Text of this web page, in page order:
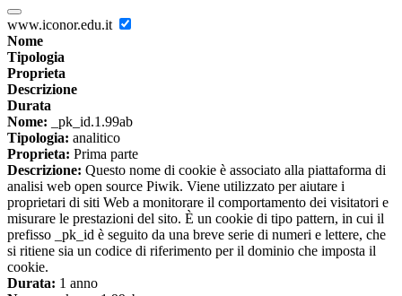
www.iconor.edu.it
Nome
Tipologia
Proprieta
Descrizione
Durata
Nome: _pk_id.1.99ab
Tipologia: analitico
Proprieta: Prima parte
Descrizione: Questo nome di cookie è associato alla piattaforma di
analisi web open source Piwik. Viene utilizzato per aiutare i
proprietari di siti Web a monitorare il comportamento dei visitatori e
misurare le prestazioni del sito. È un cookie di tipo pattern, in cui il
prefisso _pk_id è seguito da una breve serie di numeri e lettere, che
si ritiene sia un codice di riferimento per il dominio che imposta il
cookie.
Durata: 1 anno